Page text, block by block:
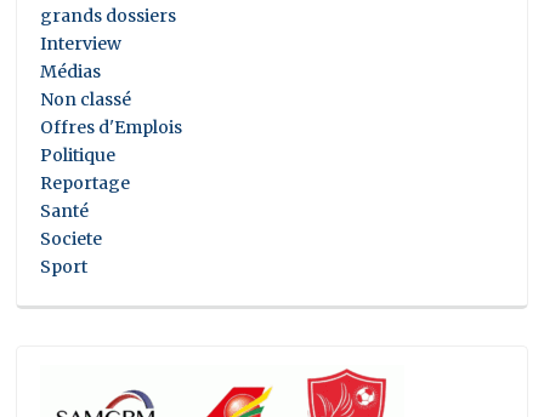
grands dossiers
Interview
Médias
Non classé
Offres d'Emplois
Politique
Reportage
Santé
Societe
Sport